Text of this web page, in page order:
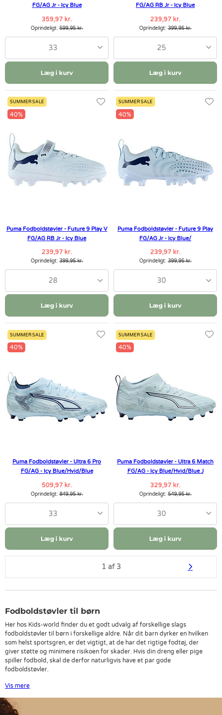
FG/AG Jr - Icy Blue
359,97 kr.
Oprindeligt:599,95 kr.
33
Læg i kurv
FG/AG RB Jr - Icy Blue
239,97 kr.
Oprindeligt:399,95 kr.
25
Læg i kurv
SUMMER SALE
40%
Puma Fodboldstøvler - Future 9 Play V
FG/AG RB Jr - Icy Blue
239,97 kr.
Oprindeligt:399,95 kr.
28
Læg i kurv
SUMMER SALE
40%
Puma Fodboldstøvler - Future 9 Play
FG/AG Jr - Icy Blue/
239,97 kr.
Oprindeligt:399,95 kr.
30
Læg i kurv
SUMMER SALE
40%
Puma Fodboldstøvler - Ultra 6 Pro
FG/AG - Icy Blue/Hvid/Blue
509,97 kr.
Oprindeligt:849,95 kr.
33
Læg i kurv
SUMMER SALE
40%
Puma Fodboldstøvler - Ultra 6 Match
FG/AG - Icy Blue/Hvid/Blue J
329,97 kr.
Oprindeligt:549,95 kr.
30
Læg i kurv
1 af 3
Fodboldstøvler til børn
Her hos Kids-world finder du et godt udvalg af forskellige slags
fodboldstøvler til børn i forskellige aldre. Når dit barn dyrker en hvilken
som helst sportsgren, er det vigtigt, at de har det rigtige fodtøj, der
giver støtte og minimere risikoen for skader. Hvis din dreng eller pige
spiller fodbold, skal de derfor naturligvis have et par gode
fodboldstøvler.
I vores sortiment kan du finde fodboldstøvler i mange forskellige
størrelser, farver og modeller. Du kan f.eks. både finde fodboldstøvler,
som egner sig til indendørsfodbold, fodboldstøvler der er lavet til spil på
Vis mere